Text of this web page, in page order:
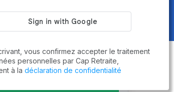
vous confirmez accepter le traitement
personnelles par Cap Retraite,
à la déclaration de confidentialité